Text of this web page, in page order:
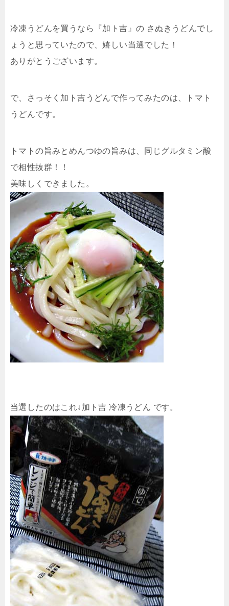
冷凍うどんを買うなら『加ト吉』の さぬきうどんでし
ょうと思っていたので、嬉しい当選でした！
ありがとうございます。
で、さっそく加ト吉うどんで作ってみたのは、トマト
うどんです。
トマトの旨みとめんつゆの旨みは、同じグルタミン酸
で相性抜群！！
美味しくできました。
当選したのはこれ↓加ト吉 冷凍うどん です。